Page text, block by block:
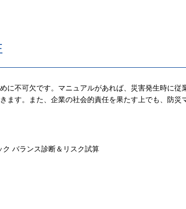
に不可欠です。マニュアルがあれば、災害発生時に従
ます。また、企業の社会的責任を果たす上でも、防災